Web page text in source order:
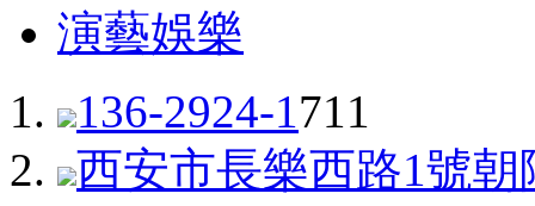
演藝娛樂
136-2924-1711
西安市長樂西路1號朝